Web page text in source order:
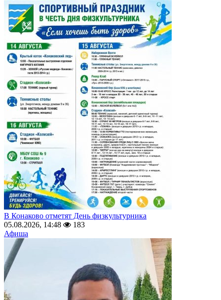
В Конаково отметят День физкультурника
05.08.2026, 14:48
183
Афиша